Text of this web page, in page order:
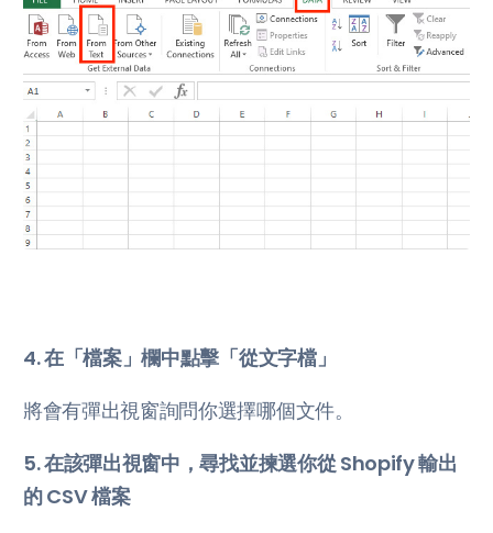
4. 在「檔案」欄中點擊「從文字檔」
將會有彈出視窗詢問你選擇哪個文件。
5. 在該彈出視窗中，尋找並揀選你從 Shopify 輸出
的 CSV 檔案